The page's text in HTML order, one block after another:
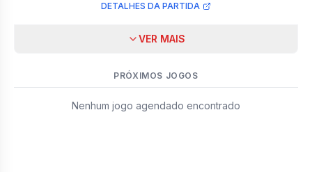
DETALHES DA PARTIDA
VER MAIS
PRÓXIMOS JOGOS
Nenhum jogo agendado encontrado